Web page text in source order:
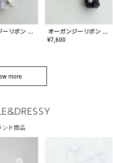
オーガンジーリボン バレリーナイヤリング&ピアス【White】〈PV-COER-12〉 オーガンジーリボン バレリーナイヤリング&ピアス【Black】〈PV-COER-11〉
¥7,600
more
ンド商品